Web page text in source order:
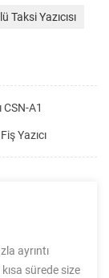
Taksi Yazıcısı
A1
Yazıcı
ayrıntı
sürede size